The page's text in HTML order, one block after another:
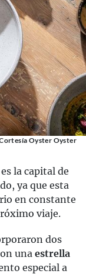
Oyster Oyster
la capital de
ya que esta
en constante
viaje.
dos
una estrella
especial a